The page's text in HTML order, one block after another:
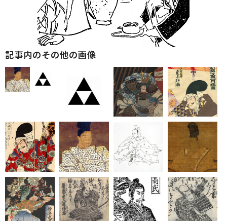
記事内のその他の画像